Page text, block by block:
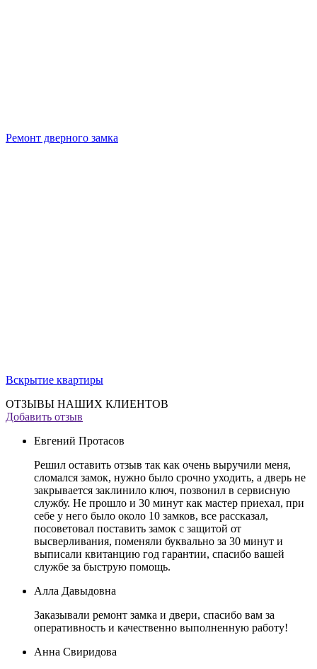
Ремонт дверного замка
Вскрытие квартиры
ОТЗЫВЫ НАШИХ КЛИЕНТОВ
Добавить отзыв
Евгений Протасов
Решил оставить отзыв так как очень выручили меня,
сломался замок, нужно было срочно уходить, а дверь не
закрывается заклинило ключ, позвонил в сервисную
службу. Не прошло и 30 минут как мастер приехал, при
себе у него было около 10 замков, все рассказал,
посоветовал поставить замок с защитой от
высверливания, поменяли буквально за 30 минут и
выписали квитанцию год гарантии, спасибо вашей
службе за быструю помощь.
Алла Давыдовна
Заказывали ремонт замка и двери, спасибо вам за
оперативность и качественно выполненную работу!
Анна Свиридова